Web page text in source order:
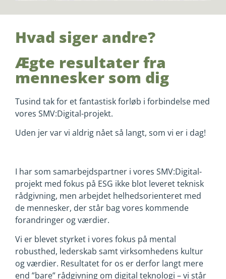
Hvad siger andre?
Ægte resultater fra
mennesker som dig
Tusind tak for et fantastisk forløb i forbindelse med
vores SMV:Digital-projekt.
Uden jer var vi aldrig nået så langt, som vi er i dag!
I har som samarbejdspartner i vores SMV:Digital-
projekt med fokus på ESG ikke blot leveret teknisk
rådgivning, men arbejdet helhedsorienteret med
de mennesker, der står bag vores kommende
forandringer og værdier.
Vi er blevet styrket i vores fokus på mental
robusthed, lederskab samt virksomhedens kultur
og værdier. Resultatet for os er derfor langt mere
end ”bare” rådgivning om digital teknologi – vi står